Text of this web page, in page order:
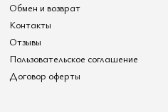
Обмен и возврат
Контакты
Отзывы
Пользовательское соглашение
Договор оферты